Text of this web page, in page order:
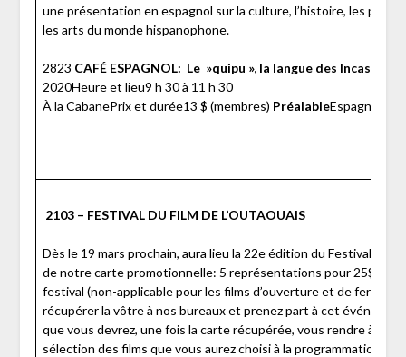
une présentation en espagnol sur la culture, l’histoire, les
les arts du monde hispanophone.
2823 CAFÉ ESPAGNOL: Le »quipu », la langue des Incas?
2020Heure et lieu9 h 30 à 11 h 30
À la CabanePrix et durée13 $ (membres) PréalableEspagnol –
2103 – FESTIVAL DU FILM DE L’OUTAOUAIS
Dès le 19 mars prochain, aura lieu la 22e édition du Festival du
de notre carte promotionnelle: 5 représentations pour 25$
festival (non-applicable pour les films d’ouverture et de
récupérer la vôtre à nos bureaux et prenez part à cet
que vous devrez, une fois la carte récupérée, vous rendre à la
sélection des films que vous aurez choisi à la programmation